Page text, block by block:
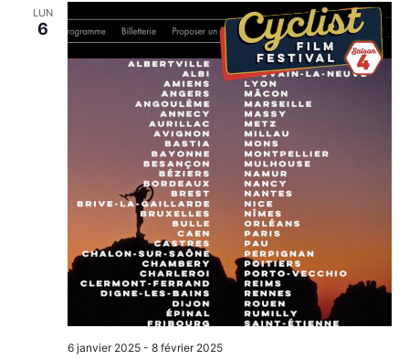
LUN
6
6 janvier 2025- 8 février 2025